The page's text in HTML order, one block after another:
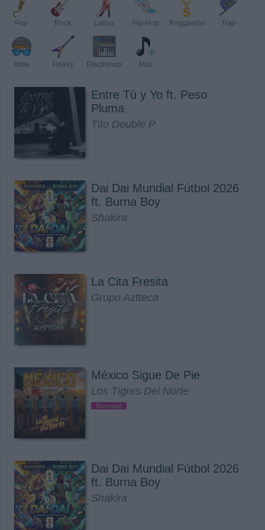
Pop Rock Latina Hip-Hop Reggaetón Trap
Indie Heavy Electrónica Más
Entre Tú y Yo ft. Peso
Pluma
Tito Double P
Dai Dai Mundial Fútbol 2026
ft. Burna Boy
Shakira
La Cita Fresita
Grupo Aztteca
México Sigue De Pie
Los Tigres Del Norte
Novedad
Dai Dai Mundial Fútbol 2026
ft. Burna Boy
Shakira